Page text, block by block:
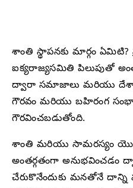
శాంతి స్థాపనకు మార్గం ఏమిటి?
ఐక్యరాజ్యసమితి పిలుపుతో
ద్వారా సమాజాలు మరియు
గౌరవం మరియు బహిరంగ
గౌరవించబడుతోంది.
శాంతి మరియు సామరస్యం
అంతర్గతంగా అనుభవించడం
చేరుకొనేందుకు మనతోనే